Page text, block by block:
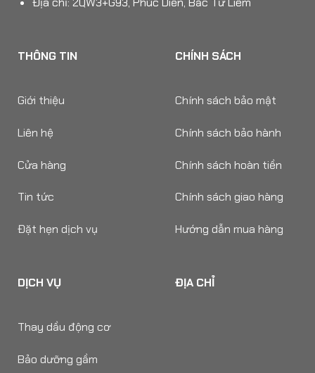
THÔNG TIN
Giới thiệu
Liên hệ
Cửa hàng
Tin tức
Đặt hẹn dịch vụ
CHÍNH SÁCH
Chính sách bảo mật
Chính sách bảo hành
Chính sách hoàn tiền
Chính sách giao hàng
Hướng dẫn mua hàng
DỊCH VỤ
Thay dầu động cơ
Bảo dưỡng gầm
ĐỊA CHỈ